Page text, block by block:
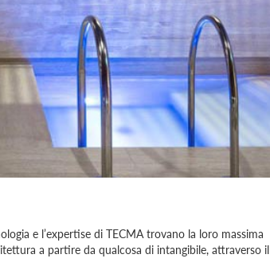
e l’expertise di TECMA trovano la loro massima
a partire da qualcosa di intangibile, attraverso il